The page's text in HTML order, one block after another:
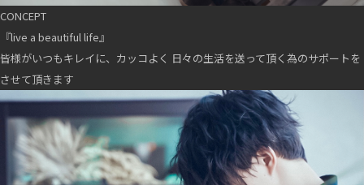
CONCEPT
『live a beautiful life』
皆様がいつもキレイに、カッコよく 日々の生活を送って頂く為のサポートを
させて頂きます